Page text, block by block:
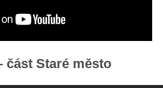
část Staré město